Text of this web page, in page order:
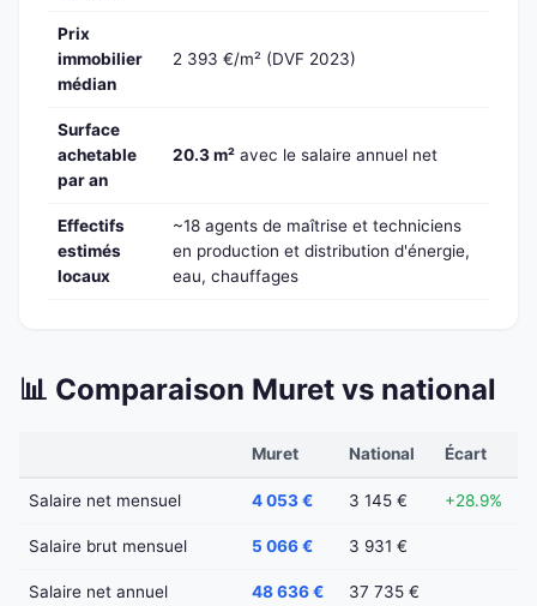
Prix
immobilier
médian
2 393 €/m² (DVF 2023)
Surface
achetable
par an
20.3 m² avec le salaire annuel net
Effectifs
estimés
locaux
~18 agents de maîtrise et techniciens
en production et distribution d'énergie,
eau, chauffages
📊 Comparaison Muret vs national
Muret National Écart
Salaire net mensuel 4 053 € 3 145 € +28.9%
Salaire brut mensuel 5 066 € 3 931 €
Salaire net annuel 48 636 € 37 735 €